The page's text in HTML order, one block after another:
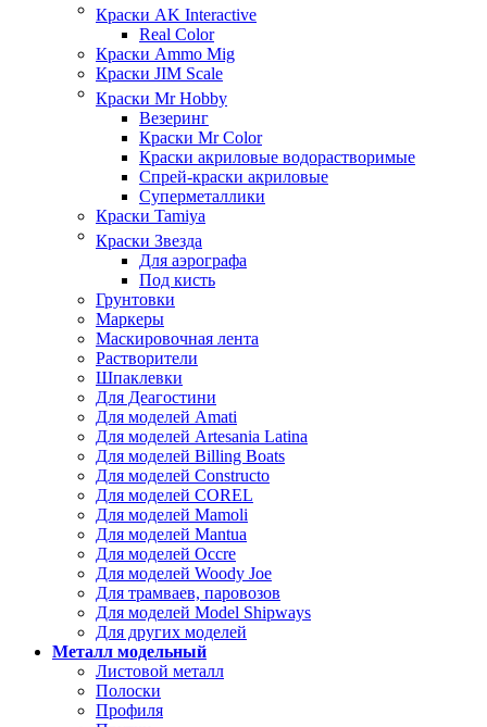
Краски AK Interactive
Real Color
Краски Ammo Mig
Краски JIM Scale
Краски Mr Hobby
Везеринг
Краски Mr Color
Краски акриловые водорастворимые
Спрей-краски акриловые
Суперметаллики
Краски Tamiya
Краски Звезда
Для аэрографа
Под кисть
Грунтовки
Маркеры
Маскировочная лента
Растворители
Шпаклевки
Для Деагостини
Для моделей Amati
Для моделей Artesania Latina
Для моделей Billing Boats
Для моделей Constructo
Для моделей COREL
Для моделей Mamoli
Для моделей Mantua
Для моделей Occre
Для моделей Woody Joe
Для трамваев, паровозов
Для моделей Model Shipways
Для других моделей
Металл модельный
Листовой металл
Полоски
Профиля